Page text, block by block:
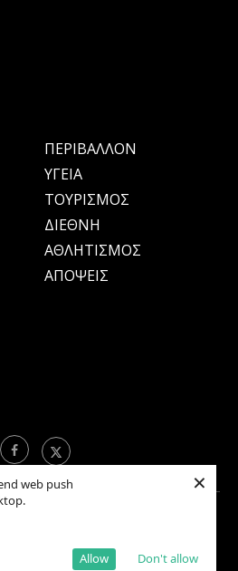
web push
Don't allow
Allow
×
ΠΕΡΙΒΑΛΛΟΝ
ΥΓΕΙΑ
ΤΟΥΡΙΣΜΟΣ
ΔΙΕΘΝΗ
ΑΘΛΗΤΙΣΜΟΣ
ΑΠΟΨΕΙΣ